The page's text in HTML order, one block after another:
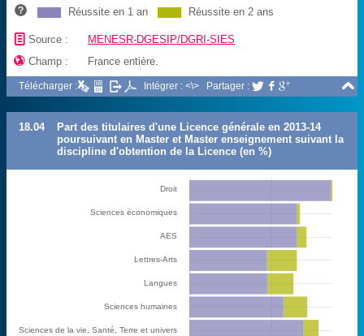
Réussite en 1 an Réussite en 2 ans
📄 Source : MENESR-DGESIP/DGRI-SIES
 Champ : France entière.

Télécharger : Intégrer : <\> Partager :   
18.04
Part des titulaires d'une Licence générale en 2013-14
poursuivant en Master et Master enseignement suivant la
discipline d'obtention de la Licence (en %)
Droit
Sciences économiques
AES
Lettres-Arts
Langues
Sciences humaines
Sciences de la vie, Santé, Terre et univers